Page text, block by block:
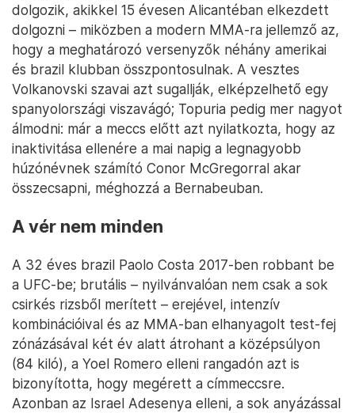
dolgozik, akikkel 15 évesen Alicantéban elkezdett
dolgozni – miközben a modern MMA-ra jellemző az,
hogy a meghatározó versenyzők néhány amerikai
és brazil klubban összpontosulnak. A vesztes
Volkanovski szavai azt sugallják, elképzelhető egy
spanyolországi viszavágó; Topuria pedig mer nagyot
álmodni: már a meccs előtt azt nyilatkozta, hogy az
inaktivitása ellenére a mai napig a legnagyobb
húzónévnek számító Conor McGregorral akar
összecsapni, méghozzá a Bernabeuban.
A vér nem minden
A 32 éves brazil Paolo Costa 2017-ben robbant be
a UFC-be; brutális – nyilvánvalóan nem csak a sok
csirkés rizsből merített – erejével, intenzív
kombinációival és az MMA-ban elhanyagolt test-fej
zónázásával két év alatt átrohant a középsúlyon
(84 kiló), a Yoel Romero elleni rangadón azt is
bizonyította, hogy megérett a címmeccsre.
Azonban az Israel Adesenya elleni, a sok anyázással